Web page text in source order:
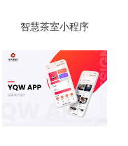
智慧茶室小程序